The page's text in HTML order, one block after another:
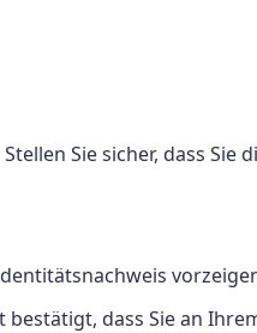
Sie sicher, dass Sie
bestätigt, dass Sie an